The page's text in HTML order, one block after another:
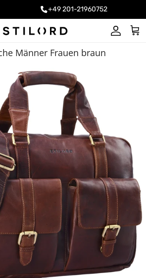
+49 201-21960752
Konto
Männer Frauen braun